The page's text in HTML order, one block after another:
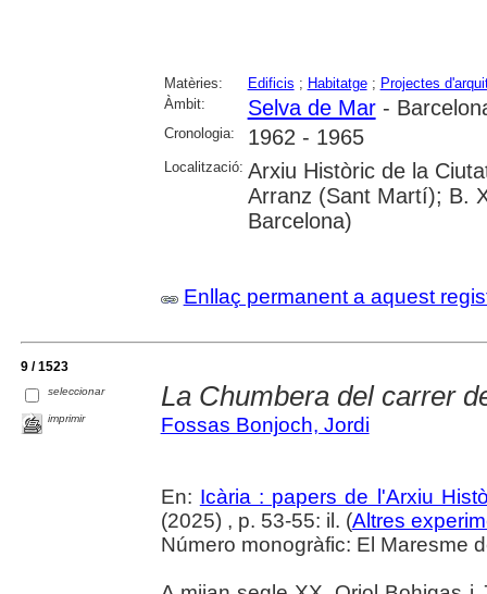
Matèries: Edificis ; Habitatge; Projectes
Àmbit:
Selva de Mar-
Cronologia: 1962 - 1965
Localització: Arxiu Històric de la
Arranz (Sant Martí); B.
Barcelona)
Enllaç permanent a aquest
9 / 1523
seleccionar
imprimir
La Chumbera del carrer
Fossas Bonjoch, Jordi
En: Icària : papers de l'Arxiu
(2025) , p. 53-55: il. (Altres
Número monogràfic: El Maresme